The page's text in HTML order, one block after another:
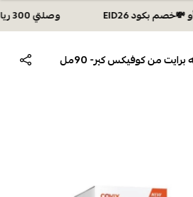
وصلتي 300 ريال؟ اختاري هديتك :🏍 شحن مجاني بكود N28 أو 💸خصم بكود EID26
من كوفيكس كير- 90مل